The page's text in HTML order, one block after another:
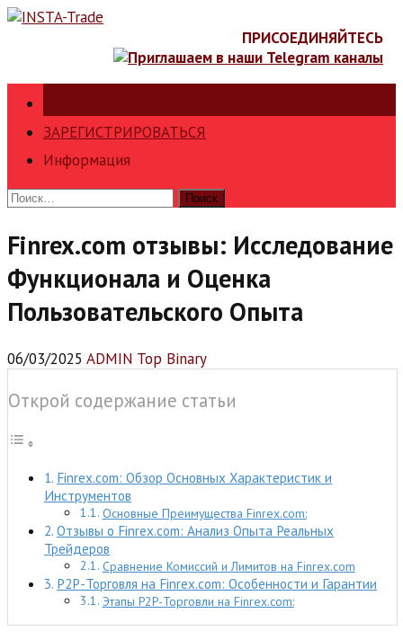
Skip
ПРИСОЕДИНЯЙТЕСЬ
ЗАРЕГИСТРИРОВАТЬСЯ
Информация
Найти:
Finrex.com отзывы: Исследование
Функционала и Оценка
Пользовательского Опыта
06/03/2025 ADMIN Top Binary
Открой содержание статьи
Finrex.com: Обзор Основных Характеристик и
Инструментов
Основные Преимущества Finrex.com:
Отзывы о Finrex.com: Анализ Опыта Реальных
Трейдеров
Сравнение Комиссий и Лимитов на Finrex.com
P2P-Торговля на Finrex.com: Особенности и Гарантии
Этапы P2P-Торговли на Finrex.com: